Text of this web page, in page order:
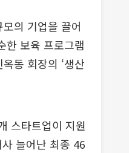
의 기업을 끌어
한 보육 프로그램
동 회장의 ‘생산
스타트업이 지원
늘어난 최종 46